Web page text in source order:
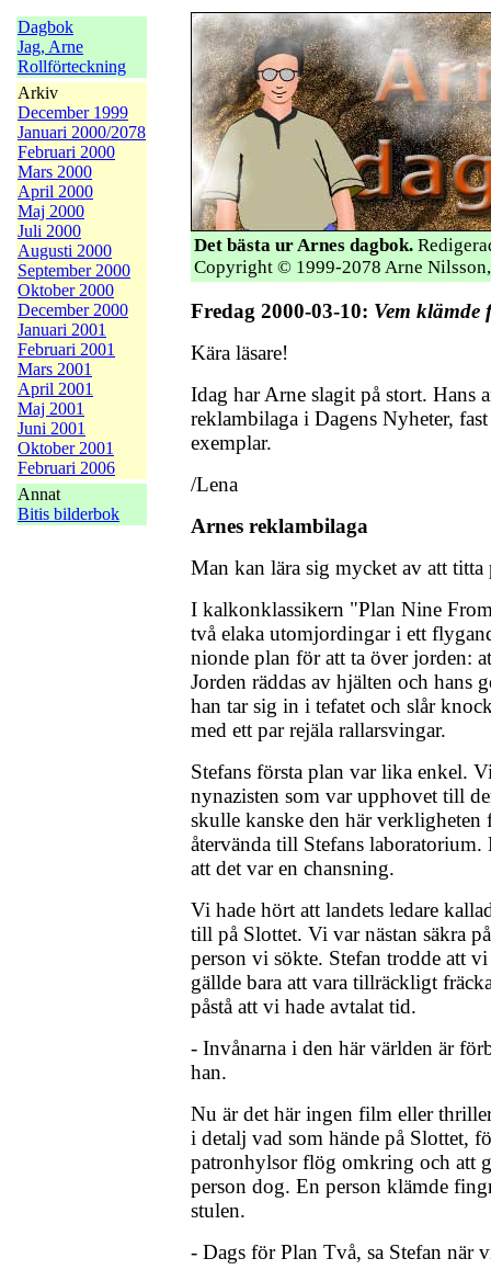
Dagbok
Jag, Arne
Rollförteckning
Arkiv
December 1999
Januari 2000/2078
Februari 2000
Mars 2000
April 2000
Maj 2000
Juli 2000
Augusti 2000
September 2000
Oktober 2000
December 2000
Januari 2001
Februari 2001
Mars 2001
April 2001
Maj 2001
Juni 2001
Oktober 2001
Februari 2006
Annat
Bitis bilderbok
Det bästa ur Arnes dagbok.
Copyright © 1999-2078 Arne
Fredag 2000-03-10: Vem klämde
Kära läsare!
Idag har Arne slagit på stort. Hans
reklambilaga i Dagens Nyheter,
exemplar.
/Lena
Arnes reklambilaga
Man kan lära sig mycket av att
I kalkonklassikern "Plan Nine
två elaka utomjordingar i ett
nionde plan för att ta över jorden:
Jorden räddas av hjälten och hans
han tar sig in i tefatet och slår
med ett par rejäla rallarsvingar.
Stefans första plan var lika enkel.
nynazisten som var upphovet till
skulle kanske den här
återvända till Stefans laboratorium.
att det var en chansning.
Vi hade hört att landets ledare
till på Slottet. Vi var nästan säkra
person vi sökte. Stefan trodde att
gällde bara att vara tillräckligt
påstå att vi hade avtalat tid.
- Invånarna i den här världen är
han.
Nu är det här ingen film eller
i detalj vad som hände på Slottet,
patronhylsor flög omkring och att
person dog. En person klämde
stulen.
- Dags för Plan Två, sa Stefan när